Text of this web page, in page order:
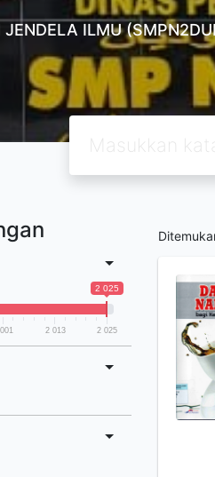
JENDELA ILMU
2 025
2 013 2 025